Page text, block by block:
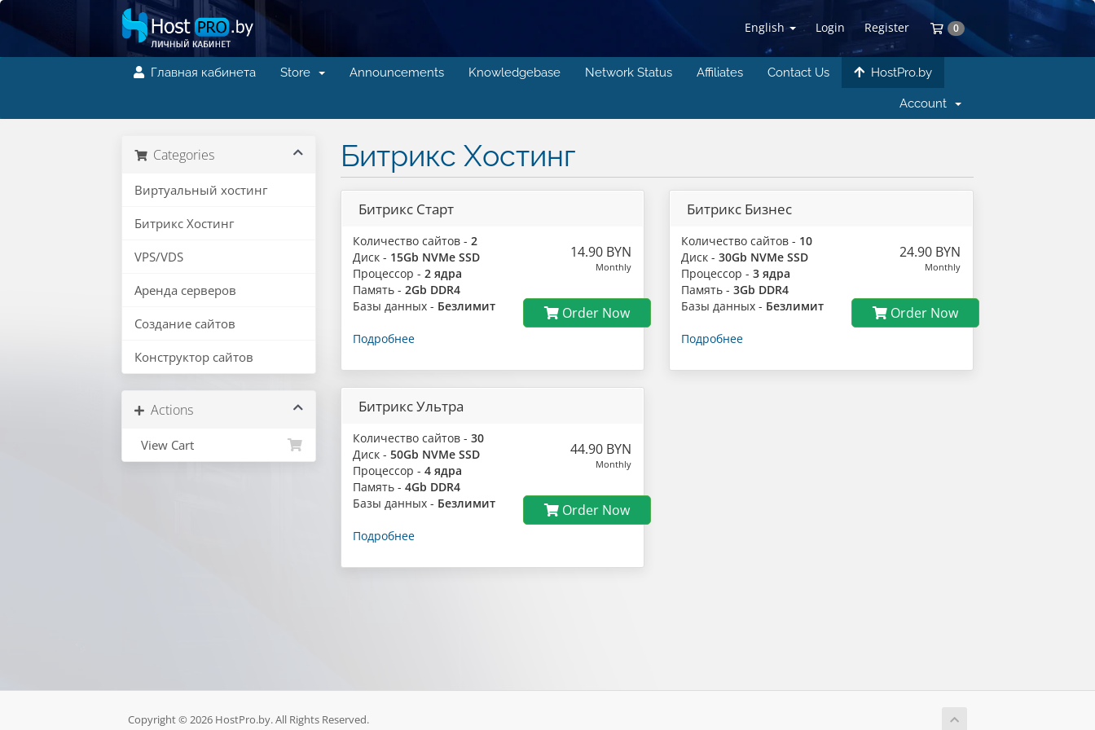
English Login Register 0 Shopping Cart
Главная кабинета Store Announcements Knowledgebase Network Status Affiliates Contact Us HostPro.by
Account
Categories
Виртуальный хостинг
Битрикс Хостинг
VPS/VDS
Аренда серверов
Создание сайтов
Конструктор сайтов
Actions
View Cart
Битрикс Хостинг
Битрикс Старт
Количество сайтов -2
Диск - 15Gb NVMe SSD
Процессор -2 ядра
Память -2Gb DDR4
Базы данных - Безлимит
Подробнее
14.90 BYN
Monthly
Order Now
Битрикс Бизнес
Количество сайтов - 10
Диск -30Gb NVMe SSD
Процессор -3 ядра
Память -3Gb DDR4
Базы данных - Безлимит
Подробнее
24.90 BYN
Monthly
Order Now
Битрикс Ультра
Количество сайтов -30
Диск -50Gb NVMe SSD
Процессор -4 ядра
Память -4Gb DDR4
Базы данных - Безлимит
Подробнее
44.90 BYN
Monthly
Order Now
Copyright © 2026 HostPro.by. All Rights Reserved.